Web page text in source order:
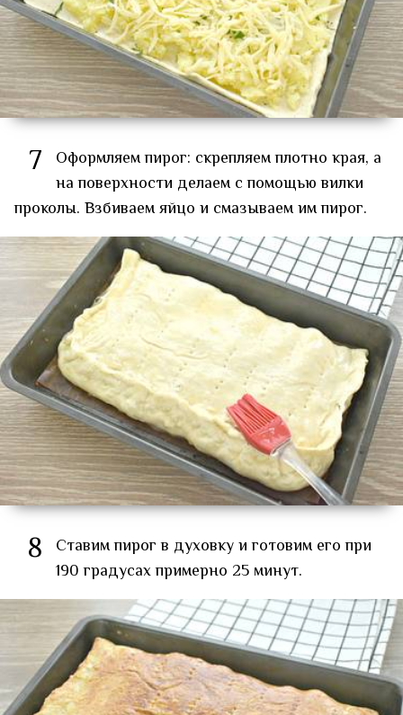
7
Оформляем пирог: скрепляем плотно края, а
на поверхности делаем с помощью вилки
проколы. Взбиваем яйцо и смазываем им пирог.
8
Ставим пирог в духовку и готовим его при
190 градусах примерно 25 минут.